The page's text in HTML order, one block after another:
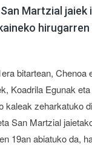
Martzial jaiek
bitartean, Chenoa
Koadrila Egunak
kaleak zeharkatuko
San Martzial
19an abiatuko da,